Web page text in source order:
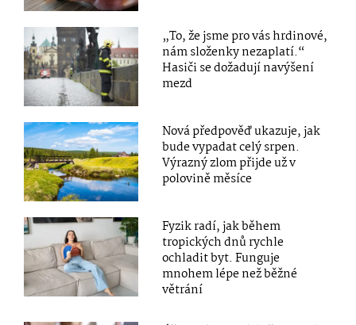
„To, že jsme pro vás hrdinové,
nám složenky nezaplatí.“
Hasiči se dožadují navýšení
mezd
Nová předpověď ukazuje, jak
bude vypadat celý srpen.
Výrazný zlom přijde už v
polovině měsíce
Fyzik radí, jak během
tropických dnů rychle
ochladit byt. Funguje
mnohem lépe než běžné
větrání